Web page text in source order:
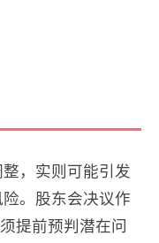
，实则可能引发
。股东会决议作
提前预判潜在问